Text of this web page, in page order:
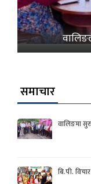
समाचार
वालिङमा
बि.पी.